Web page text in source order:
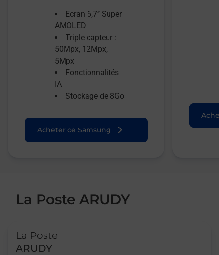
Ecran 6,7’’ Super
AMOLED
Triple capteur :
50Mpx, 12Mpx,
5Mpx
Fonctionnalités
IA
Stockage de 8Go
Acheter ce Samsung
La Poste ARUDY
La Poste
ARUDY